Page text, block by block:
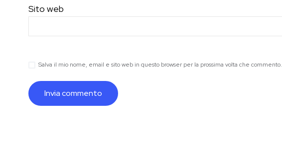
Sito web
Salva il mio nome, email e sito web in questo browser per la prossima volta che commento.